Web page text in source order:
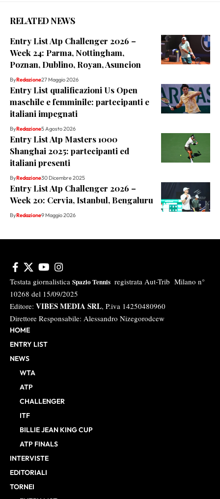
RELATED NEWS
Entry List Atp Challenger 2026 –
Week 24: Parma, Nottingham,
Poznan, Dublino, Royan, Asuncion
ByRedazione27 Maggio 2026
Entry List qualificazioni Us Open
maschile e femminile: partecipanti e
italiani impegnati
ByRedazione5 Agosto 2026
Entry List Atp Masters 1000
Shanghai 2025: partecipanti ed
italiani presenti
ByRedazione30 Dicembre 2025
Entry List Atp Challenger 2026 –
Week 20: Cervia, Istanbul, Bengaluru
ByRedazione9 Maggio 2026
Testata giornalistica Spazio Tennis registrata Aut-Trib Milano n°
10268 del 15/09/2025
Editore: VIBES MEDIA SRL, P.iva 14250480960
Direttore Responsabile: Alessandro Nizegorodcew
HOME
ENTRY LIST
NEWS
WTA
ATP
CHALLENGER
ITF
BILLIE JEAN KING CUP
ATP FINALS
INTERVISTE
EDITORIALI
TORNEI